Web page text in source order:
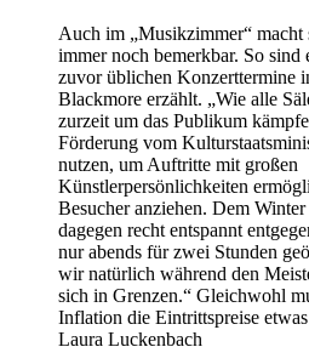
Auch im „Musikzimmer“ macht
immer noch bemerkbar. So
zuvor üblichen Konzerttermine
Blackmore erzählt. „Wie alle
zurzeit um das Publikum
Förderung vom
nutzen, um Auftritte mit großen
Künstlerpersönlichkeiten
Besucher anziehen. Dem
dagegen recht entspannt
nur abends für zwei Stunden
wir natürlich während den
sich in Grenzen.“ Gleichwohl
Inflation die Eintrittspreise
Laura Luckenbach